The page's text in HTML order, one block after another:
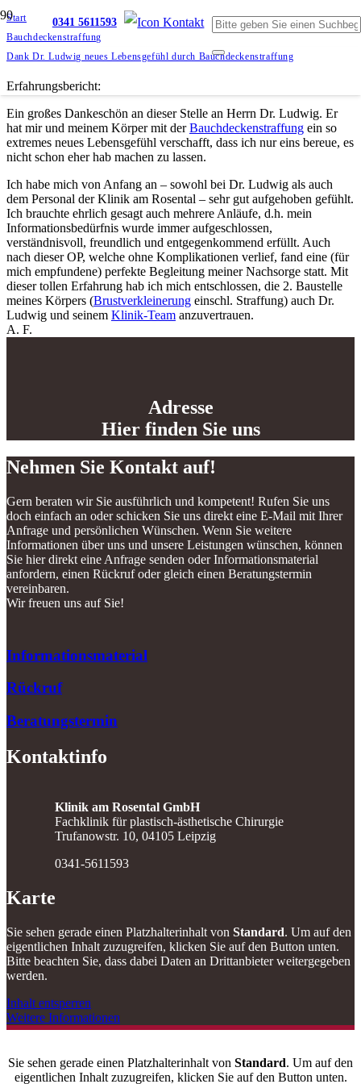
0341 5611593
Start
Bauchdeckenstraffung
Dank Dr. Ludwig neues Lebensgefühl durch Bauchdeckenstraffung
Erfahrungsbericht:
Ein großes Dankeschön an dieser Stelle an Herrn Dr. Ludwig. Er
hat mir und meinem Körper mit derBauchdeckenstraffung ein so
extremes neues Lebensgefühl verschafft, dass ich nur eins bereue, es
nicht schon eher hab machen zu lassen.
Ich habe mich von Anfang an – sowohl bei Dr. Ludwig als auch
dem Personal der Klinik am Rosental – sehr gut aufgehoben gefühlt.
Ich brauchte ehrlich gesagt auch mehrere Anläufe, d.h. mein
Informationsbedürfnis wurde immer aufgeschlossen,
verständnisvoll, freundlich und entgegenkommend erfüllt. Auch
nach dieser OP, welche ohne Komplikationen verlief, fand eine (für
mich empfundene) perfekte Begleitung meiner Nachsorge statt. Mit
dieser tollen Erfahrung hab ich mich entschlossen, die 2. Baustelle
meines Körpers (Brustverkleinerung einschl. Straffung) auch Dr.
Ludwig und seinem Klinik-Team anzuvertrauen.
A. F.
Adresse
Hier finden Sie uns
Nehmen Sie Kontakt auf!
Gern beraten wir Sie ausführlich und kompetent! Rufen Sie uns
doch einfach an oder schicken Sie uns direkt eine E-Mail mit Ihrer
Anfrage und persönlichen Wünschen. Wenn Sie weitere
Informationen über uns und unsere Leistungen wünschen, können
Sie hier direkt eine Anfrage senden oder Informationsmaterial
anfordern, einen Rückruf oder gleich einen Beratungstermin
vereinbaren.
Wir freuen uns auf Sie!
Informationsmaterial
Rückruf
Beratungstermin
Kontaktinfo
Klinik am Rosental GmbH
Fachklinik für plastisch-ästhetische Chirurgie
Trufanowstr. 10, 04105 Leipzig
0341-5611593
Karte
Sie sehen gerade einen Platzhalterinhalt von Standard. Um auf den
eigentlichen Inhalt zuzugreifen, klicken Sie auf den Button unten.
Bitte beachten Sie, dass dabei Daten an Drittanbieter weitergegeben
werden.
Inhalt entsperren
Weitere Informationen
Sie sehen gerade einen Platzhalterinhalt von Standard. Um auf den
eigentlichen Inhalt zuzugreifen, klicken Sie auf den Button unten.